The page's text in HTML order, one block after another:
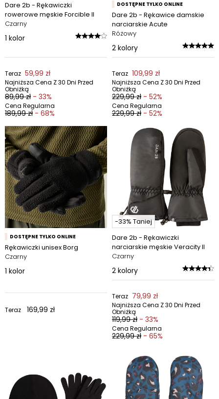
Dare 2b - Rękawiczki
rowerowe męskie Forcible II
Czarny
1 kolor
Teraz 59,99 zł
Najniższa Cena Z 30 Dni Przed
Obniżką
89,99 zł - 33%
Cena Regularna
189,99 zł - 68%
DOSTĘPNE TYLKO ONLINE
Dare 2b - Rękawice damskie
narciarskie Acute
Różowy
2 kolory
Teraz 109,99 zł
Najniższa Cena Z 30 Dni Przed
Obniżką
229,99 zł - 52%
Cena Regularna
229,99 zł - 52%
DOSTĘPNE TYLKO ONLINE
Rękawiczki unisex Borg
Czarny
1 kolor
Teraz 169,99 zł
-33% Taniej
Dare 2b - Rękawiczki
narciarskie męskie Veracity II
Czarny
2 kolory
Teraz 79,99 zł
Najniższa Cena Z 30 Dni Przed
Obniżką
119,99 zł - 33%
Cena Regularna
229,99 zł - 65%